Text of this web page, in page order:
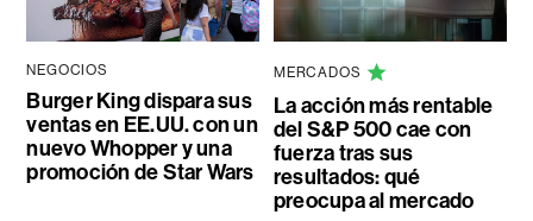
NEGOCIOS
Burger King dispara sus
ventas en EE.UU. con un
nuevo Whopper y una
promoción de Star Wars
MERCADOS
La acción más rentable
del S&P 500 cae con
fuerza tras sus
resultados: qué
preocupa al mercado